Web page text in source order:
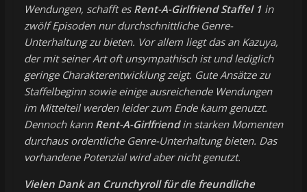
Wendungen, schafft es Rent-A-Girlfriend Staffel 1in
zwölf Episoden nur durchschnittliche Genre-
Unterhaltung zu bieten. Vor allem liegt das an Kazuya,
der mit seiner Art oft unsympathisch ist und lediglich
geringe Charakterentwicklung zeigt. Gute Ansätze zu
Staffelbeginn sowie einige ausreichende Wendungen
im Mittelteil werden leider zum Ende kaum genutzt.
Dennoch kann Rent-A-Girlfriendin starken Momenten
durchaus ordentliche Genre-Unterhaltung bieten. Das
vorhandene Potenzial wird aber nicht genutzt.
Vielen Dank an Crunchyroll für die freundliche